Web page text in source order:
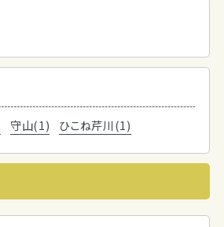
守山(1) ひこね芹川(1)